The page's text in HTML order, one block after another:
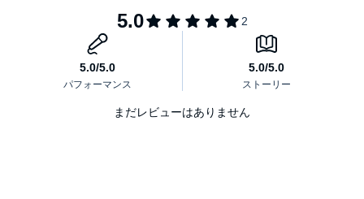
まだレビューはありません